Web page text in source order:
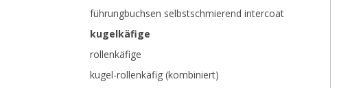
führungbuchsen selbstschmierend intercoat
kugelkäfige
rollenkäfige
kugel-rollenkäfig (kombiniert)